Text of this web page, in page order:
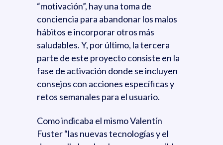
“motivación”, hay una toma de
conciencia para abandonar los malos
hábitos e incorporar otros más
saludables. Y, por último, la tercera
parte de este proyecto consiste en la
fase de activación donde se incluyen
consejos con acciones específicas y
retos semanales para el usuario.
Como indicaba el mismo Valentín
Fuster “las nuevas tecnologías y el